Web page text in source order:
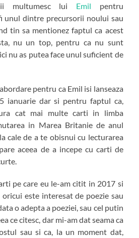
multumesc lui Emil pentru
unul dintre precursorii noului sau
tin sa mentionez faptul ca acest
nu un top, pentru ca nu sunt
nu as putea face unul suficient de
pentru ca Emil isi lanseaza
ianuarie dar si pentru faptul ca,
cat mai multe carti in limba
in Marea Britanie de anul
cale de a te obisnui cu lecturarea
aceea de a incepe cu carti de
pe care eu le-am citit in 2017 si
oricui este interesat de poezie sau
o adepta a poeziei, sau cel putin
ce citesc, dar mi-am dat seama ca
sau si ca, la un moment dat,